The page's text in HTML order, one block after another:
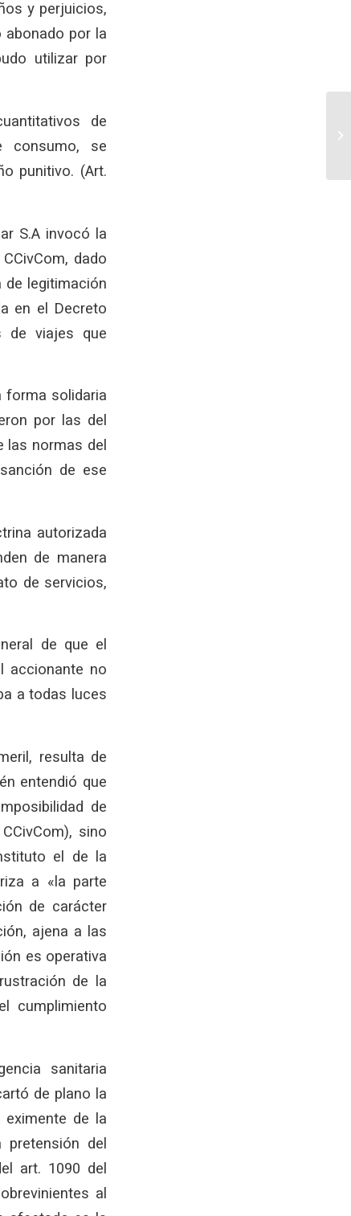
y perjuicios,
abonado por la
utilizar por
de
consumo, se
punitivo. (Art.
S.A invocó la
dado
legitimación
en el Decreto
de viajes que
forma solidaria
por las del
las normas del
de ese
autorizada
de manera
de servicios,
de que el
accionante no
a todas luces
resulta de
entendió que
de
sino
el de la
a «la parte
de carácter
ajena a las
es operativa
de la
cumplimiento
sanitaria
de plano la
de la
del
art. 1090 del
al